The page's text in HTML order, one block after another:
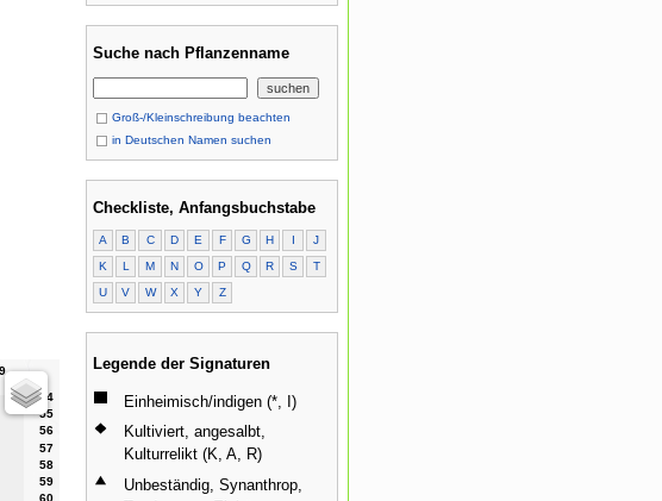
Suche nach Pflanzenname
Groß-/Kleinschreibung beachten
in Deutschen Namen suchen
Checkliste, Anfangsbuchstabe
A B C D E F G H I
J
K
L M N O P Q R S
T
U
V W X Y Z
Legende der Signaturen
Einheimisch/indigen (*, I)
Kultiviert, angesalbt,
Kulturrelikt (K, A, R)
Unbeständig, Synanthrop,